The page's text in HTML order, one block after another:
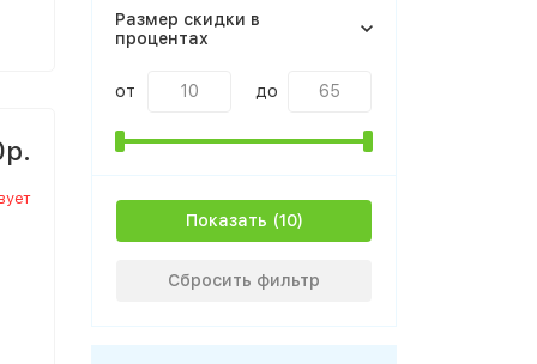
Размер скидки в
процентах
от до
Показать
Сбросить фильтр